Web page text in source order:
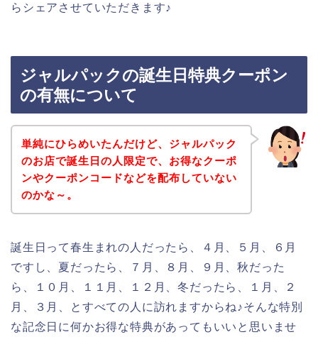
らシェアさせていただきます♪
ジャルパックの誕生日特典クーポン
の有無について
単純にひらめいたんだけど、ジャルパック
のお店で誕生日の人限定で、お得なクーポ
ンやクーポンコードなどを配布していない
のかな～。
誕生日って春生まれの人だったら、４月、５月、６月
ですし、夏だったら、７月、８月、９月、秋だった
ら、１０月、１１月、１２月、冬だったら、１月、２
月、３月、とすべての人に訪れますからね♪そんな特別
な記念日に何かお得な特典があってもいいと思いませ